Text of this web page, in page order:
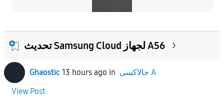
تحديث Samsung Cloud لجهاز A56
Ghaostic 13 hours ago in
جالاكسى A
View Post